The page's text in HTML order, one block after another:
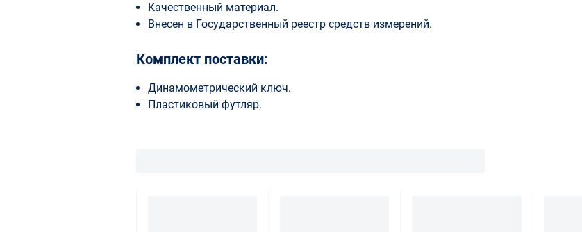
Качественный материал.
Внесен в Государственный реестр средств измерений.
Комплект поставки:
Динамометрический ключ.
Пластиковый футляр.